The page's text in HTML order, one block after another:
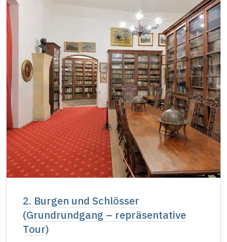
2. Burgen und Schlösser
(Grundrundgang – repräsentative
Tour)